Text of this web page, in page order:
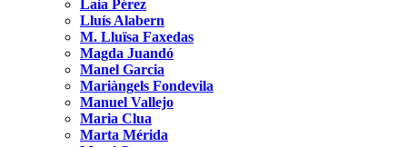
Laia Pérez
Lluís Alabern
M. Lluïsa Faxedas
Magda Juandó
Manel Garcia
Mariàngels Fondevila
Manuel Vallejo
Maria Clua
Marta Mérida